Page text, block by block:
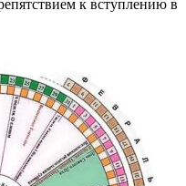
к вступлению в